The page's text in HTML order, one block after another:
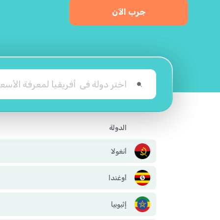
جرب الآن
الدولة
أنغولا
أوغندا
إثيوبيا